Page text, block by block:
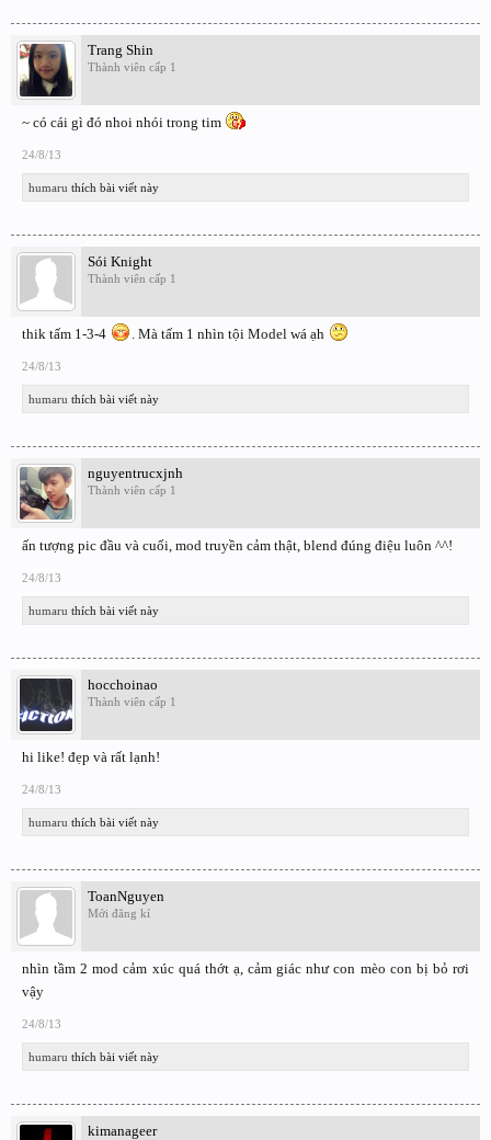
Trang Shin
Thành viên cấp 1
~ có cái gì đó nhoi nhói trong tim
24/8/13
humaru thích bài viết này
Sói Knight
Thành viên cấp 1
thik tấm 1-3-4 . Mà tấm 1 nhìn tội Model wá ạh
24/8/13
humaru thích bài viết này
nguyentrucxjnh
Thành viên cấp 1
ấn tượng pic đầu và cuối, mod truyền cảm thật, blend đúng điệu luôn ^^!
24/8/13
humaru thích bài viết này
hocchoinao
Thành viên cấp 1
hi like! đẹp và rất lạnh!
24/8/13
humaru thích bài viết này
ToanNguyen
Mới đăng kí
nhìn tầm 2 mod cảm xúc quá thớt ạ, cảm giác như con mèo con bị bỏ rơi
vậy
24/8/13
humaru thích bài viết này
kimanageer